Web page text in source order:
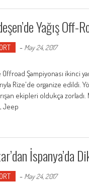
Yağış Off-
- May 24, 2017
Offroad Şampiyonası ikinci
Rize'de organize edildi.
ekipleri oldukça
Jeep
İspanya’da
- May 24, 2017